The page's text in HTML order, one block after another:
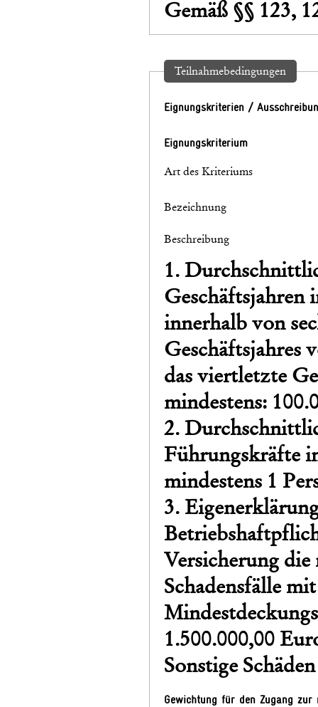
Gemäß §§ 123,
Teilnahmebedingungen
Eignungskriterien /
Eignungskriterium
Art des Kriteriums
Bezeichnung
Beschreibung
1.
Geschäftsjahren
innerhalb von
Geschäftsjahres
das viertletzte
mindestens:
2.
Führungskräfte
mindestens 1
3.
Versicherung die
Schadensfälle
1.500.000,00
Sonstige Schäden
Gewichtung für den Zugang zur